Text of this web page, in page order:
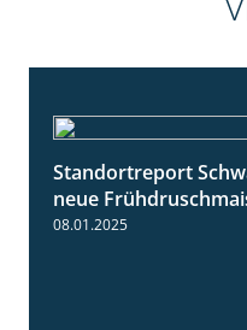
Standortreport
neue
08.01.2025